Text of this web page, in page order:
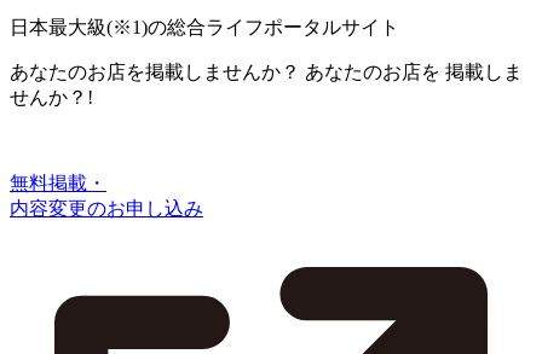
日本最大級(※1)の総合ライフポータルサイト
あなたのお店を掲載しませんか？ あなたのお店を 掲載しま
せんか？!
無料掲載・
内容変更のお申し込み